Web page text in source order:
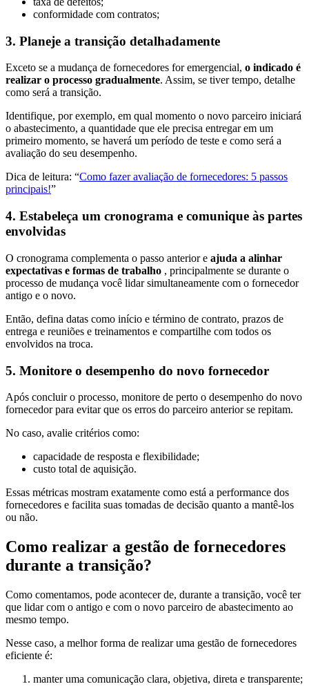
conformidade com contratos;
3. Planeje a transição detalhadamente
Exceto se a mudança de fornecedores for emergencial, o indicado é
realizar o processo gradualmente. Assim, se tiver tempo, detalhe
como será a transição.
Identifique, por exemplo, em qual momento o novo parceiro iniciará
o abastecimento, a quantidade que ele precisa entregar em um
primeiro momento, se haverá um período de teste e como será a
avaliação do seu desempenho.
Dica de leitura: “Como fazer avaliação de fornecedores: 5 passos
principais!”
4. Estabeleça um cronograma e comunique às partes
envolvidas
O cronograma complementa o passo anterior e ajuda a alinhar
expectativas e formas de trabalho , principalmente se durante o
processo de mudança você lidar simultaneamente com o fornecedor
antigo e o novo.
Então, defina datas como início e término de contrato, prazos de
entrega e reuniões e treinamentos e compartilhe com todos os
envolvidos na troca.
5. Monitore o desempenho do novo fornecedor
Após concluir o processo, monitore de perto o desempenho do novo
fornecedor para evitar que os erros do parceiro anterior se repitam.
No caso, avalie critérios como:
capacidade de resposta e flexibilidade;
custo total de aquisição.
Essas métricas mostram exatamente como está a performance dos
fornecedores e facilita suas tomadas de decisão quanto a mantê-los
ou não.
Como realizar a gestão de fornecedores
durante a transição?
Como comentamos, pode acontecer de, durante a transição, você ter
que lidar com o antigo e com o novo parceiro de abastecimento ao
mesmo tempo.
Nesse caso, a melhor forma de realizar uma gestão de fornecedores
eficiente é:
manter uma comunicação clara, objetiva, direta e transparente;